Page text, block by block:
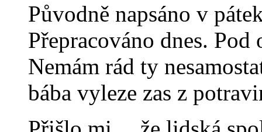
Původně napsáno v
Přepracováno dnes. Pod
Nemám rád ty
bába vyleze zas z